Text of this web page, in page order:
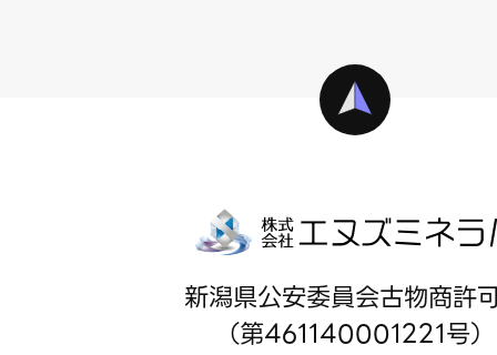
新潟県公安委員会古物商許
（第461140001221号）